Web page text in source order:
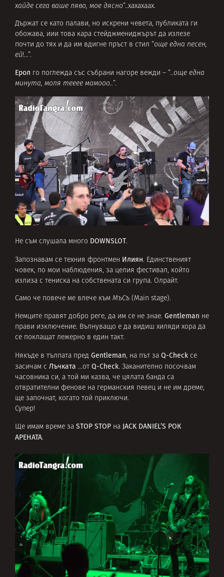
хайде сега ваше ляво, мое дясно”..хахахаах.
Държат се като палави, но искрени чевета, публиката ги
обожава, иии това кара стейджмениджърът да излезе
почти до тях и да им вдигне пръст в стил “още една песен,
ей!…”.
Ерол го поглежда със събрани нагоре вежди – “..още една
минута, моля тееее мамооо..”.
Не съм слушала много DOWNSLOT.
Запознавам се техния фронтмен Илиян. Единственият
човек, по мои наблюдения, за целия фестивал, който
излиза с тениска на собствената си група. Олрайт.
Само че повече ме влече към МъСъ (Main stage).
Немците правят добро реге, да им се не знае. Gentleman не
прави изключение. Вълнуващо е да видиш хиляди хора да
се поклащат лежерно в един такт.
Някъде в тълпата пред Gentleman, на път за Q-Check се
засичам с Лъчката …от Q-Check. Заканително посочвам
часовника си, а той ми казва, че цялата банда са
отвратителни фенове на германския певец и не им дреме,
ще започнат, когато той приключи.
Супер!
Ще имам време за STOP STOP на JACK DANIEL’S РОК
АРЕНАТА.